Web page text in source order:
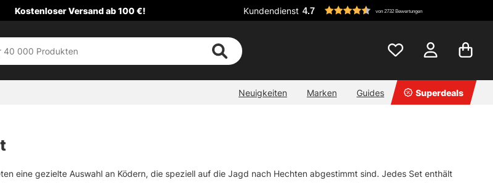
Kostenloser Versand ab 100 €! Kundendienst 4.7 von 2732 Bewertungen
Neuigkeiten Marken Guides Superdeals
eine gezielte Auswahl an Ködern, die speziell auf die Jagd nach Hechten abgestimmt sind. Jedes Set enthält